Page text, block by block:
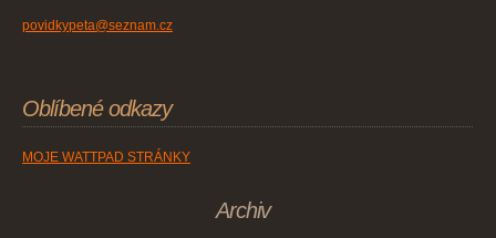
povidkypeta@seznam.cz
Oblíbené odkazy
MOJE WATTPAD STRÁNKY
Archiv